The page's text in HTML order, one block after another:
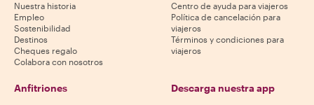
Nuestra historia
Empleo
Sostenibilidad
Destinos
Cheques regalo
Colabora con nosotros
Centro de ayuda para viajeros
Política de cancelación para
viajeros
Términos y condiciones para
viajeros
Anfitriones Descarga nuestra app